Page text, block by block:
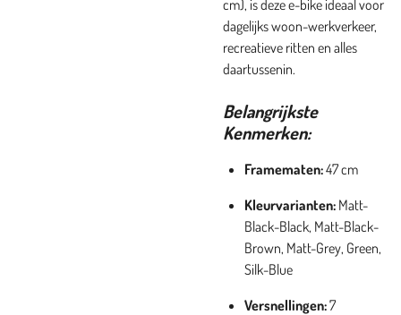
cm), is deze e-bike ideaal voor
dagelijks woon-werkverkeer,
recreatieve ritten en alles
daartussenin.
Belangrijkste
Kenmerken:
Framematen:47 cm
Kleurvarianten: Matt-
Black-Black, Matt-Black-
Brown, Matt-Grey, Green,
Silk-Blue
Versnellingen:7